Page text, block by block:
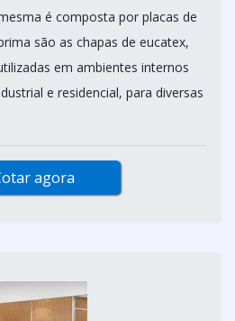
é composta por placas de
são as chapas de eucatex,
em ambientes internos
e residencial, para diversas
agora